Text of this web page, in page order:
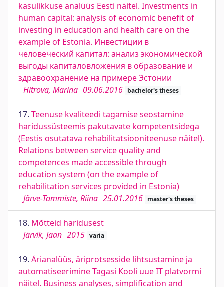
kasulikkuse analüüs Eesti näitel. Investments in
human capital: analysis of economic benefit of
investing in education and health care on the
example of Estonia. Инвестиции в
человеческий капитал: анализ экономической
выгоды капиталовложения в образование и
здравоохранение на примере Эстонии
Hitrova, Marina 09.06.2016 bachelor's theses
17. Teenuse kvaliteedi tagamise seostamine
haridussüsteemis pakutavate kompetentsidega
(Eestis osutatava rehabilitatsiooniteenuse näitel).
Relations between service quality and
competences made accessible through
education system (on the example of
rehabilitation services provided in Estonia)
Järve-Tammiste, Riina 25.01.2016 master's theses
18. Mõtteid haridusest
Järvik, Jaan 2015 varia
19. Ärianalüüs, äriprotsesside lihtsustamine ja
automatiseerimine Tagasi Kooli uue IT platvormi
näitel. Business analyses, simplification and